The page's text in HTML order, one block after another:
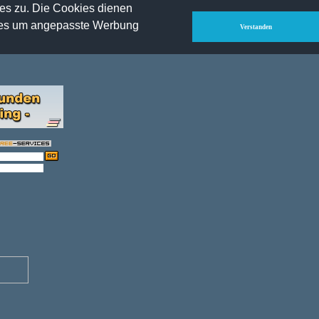
zu. Die Cookies dienen
um angepasste Werbung
Verstanden
IsF-Clan.com -HLTV.info